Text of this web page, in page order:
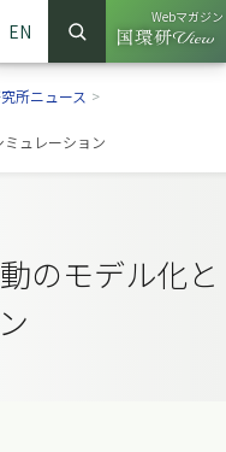
EN
サイト内検索
検索
Webマガジン
（別ウイ
所ニュース >
ュレーション
のモデル化と